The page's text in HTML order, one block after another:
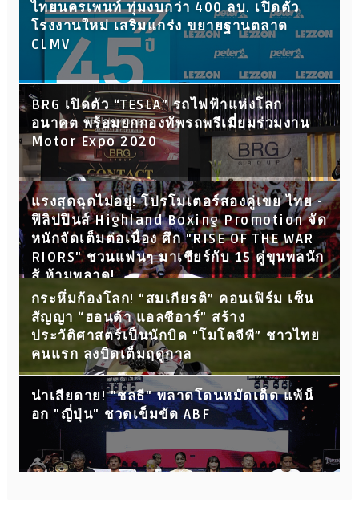
ไทยนครเพนท์ ทุ่มงบกว่า 400 ลบ. เปิดตัว
โรงงานใหม่ เสริมแกร่ง ขยายฐานตลาด
CLMV
BRG เปิดตัว “TESLA” รถไฟฟ้าแห่งโลก
อนาคต พร้อมยกกองทัพรถพรีเมี่ยมร่วมงาน
Motor Expo 2020
แรงสุดฉุดไม่อยู่! โปรโมเตอร์สองคู่เขย ไทย -
ฟิลิปปินส์ Highland Boxing Promotion จัด
หนักจัดเต็มต่อเนื่อง ศึก "RISE OF THE WAR
RIORS" ชวนแฟนๆ มาเชียร์กับ 15 คู่ขุนพลนัก
สู้ ห้ามพลาด!
กระหึ่มก้องโลก! “สมเกียรติ” คอนเฟิร์ม เซ็น
สัญญา “ฮอนด้า แอลซีอาร์” สร้าง
ประวัติศาสตร์เป็นนักบิด “โมโตจีพี” ชาวไทย
คนแรก ลงบิดเต็มฤดูกาล
น่าเสียดาย! "ชลธี" พลาดโดนหมัดเด็ด แพ้น็
อก "ญี่ปุ่น" ชวดเข็มขัด ABF